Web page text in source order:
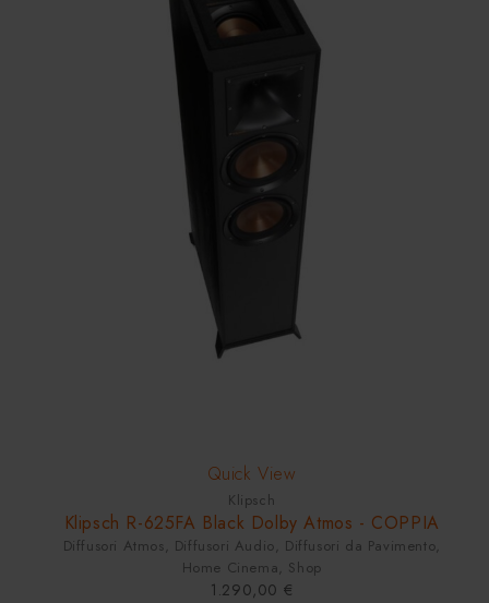
Quick View
Klipsch
Klipsch R-625FA Black Dolby Atmos - COPPIA
Diffusori Atmos Diffusori Audio Diffusori da Pavimento
Home Cinema Shop
1.290,00 €